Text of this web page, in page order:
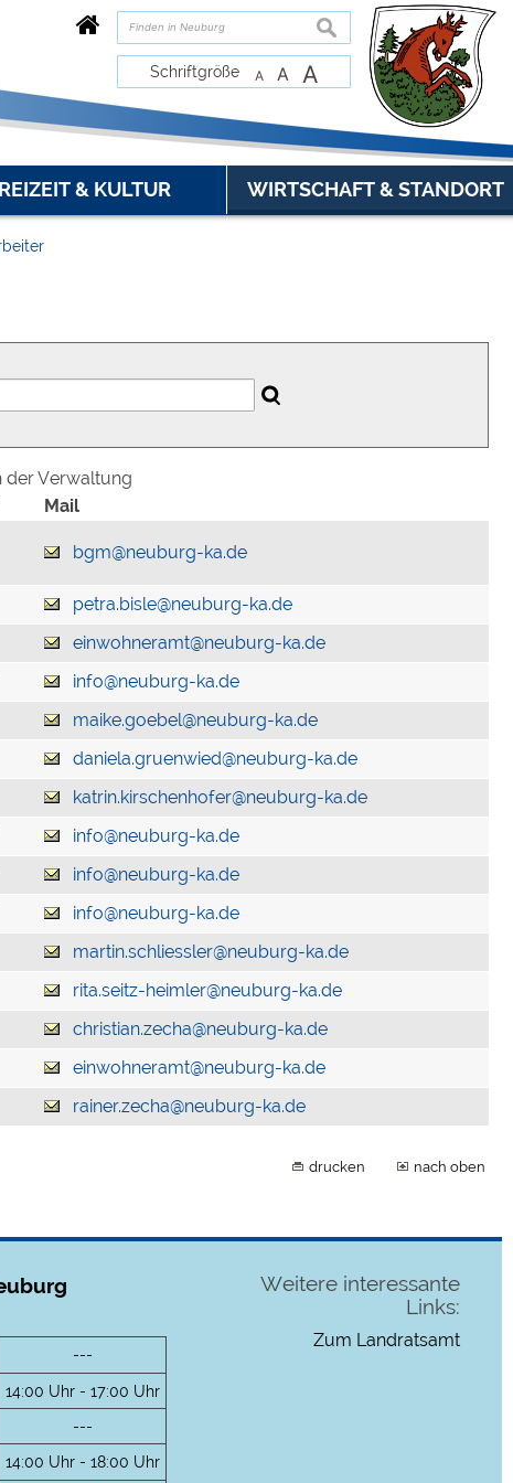
suchen
Schriftgröße A A A
& KULTUR WIRTSCHAFT & STANDORT
der Verwaltung
Mail
bgm@neuburg-ka.de
petra.bisle@neuburg-ka.de
einwohneramt@neuburg-ka.de
info@neuburg-ka.de
maike.goebel@neuburg-ka.de
daniela.gruenwied@neuburg-ka.de
katrin.kirschenhofer@neuburg-ka.de
info@neuburg-ka.de
info@neuburg-ka.de
info@neuburg-ka.de
martin.schliessler@neuburg-ka.de
rita.seitz-heimler@neuburg-ka.de
christian.zecha@neuburg-ka.de
einwohneramt@neuburg-ka.de
rainer.zecha@neuburg-ka.de
drucken nach oben
---
14:00 Uhr - 17:00 Uhr
---
14:00 Uhr - 18:00 Uhr
Weitere interessante
Links:
Zum Landratsamt